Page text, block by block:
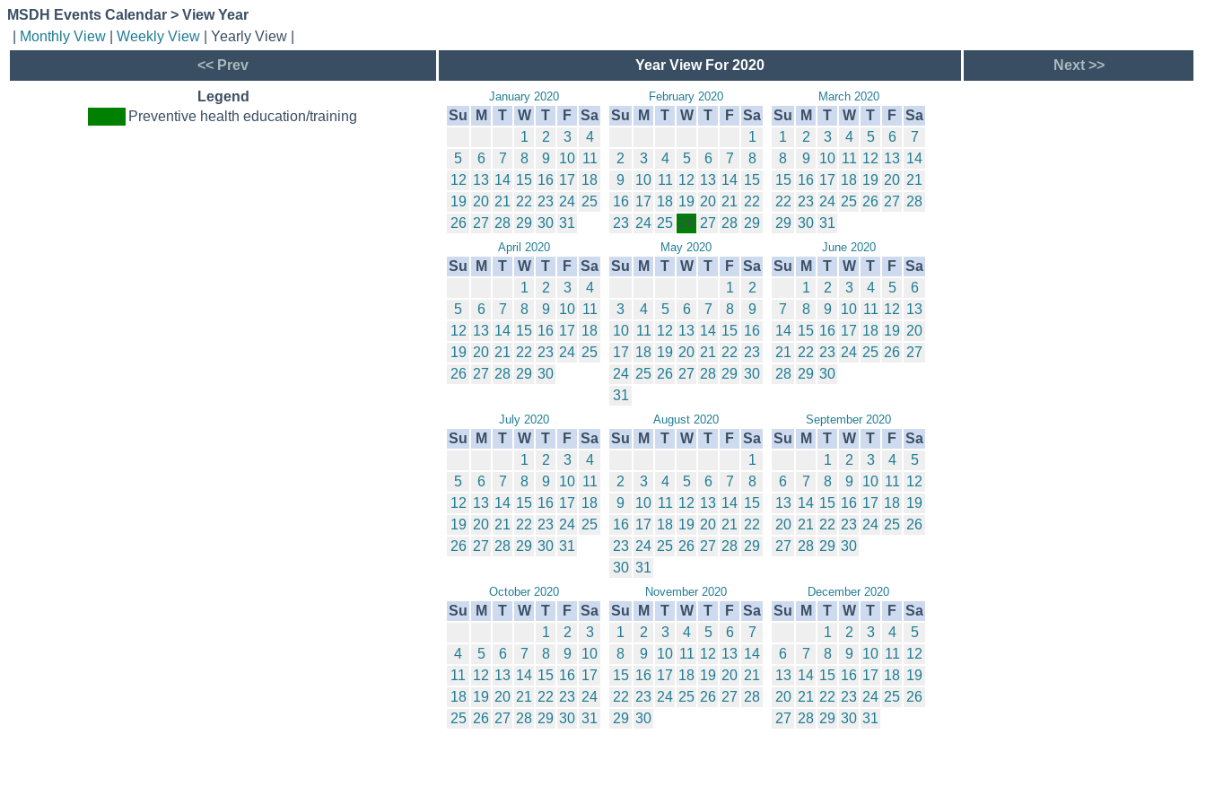
MSDH Events Calendar > View Year
Monthly View Weekly View | Yearly View |
<< Prev
Year View For 2020 Next >>
Legend
Preventive health education/training
January 2020
Su M T W T F Sa
1
2 3
4
5
6 7 8 9 10 11
12 13 14 15 16 17 18
19 20 21 22 23 24 25
26 27 28 29 30 31
February 2020
Su M T W T F Sa
1
2
3 4 5 6 7
8
9
10 11 12 13 14 15
16 17 18 19 20 21 22
23 24 25 26 27 28 29
March 2020
Su M T W T F Sa
1
2 3 4 5 6
7
8
9 10 11 12 13 14
15 16 17 18 19 20 21
22 23 24 25 26 27 28
29 30 31
April 2020
Su M T W T F Sa
1
2 3
4
5
6 7 8 9 10 11
12 13 14 15 16 17 18
19 20 21 22 23 24 25
26 27 28 29 30
May 2020
Su M T W T F Sa
1
2
3
4 5 6 7 8
9
10 11 12 13 14 15 16
17 18 19 20 21 22 23
24 25 26 27 28 29 30
31
June 2020
Su M T W T F Sa
1
2 3 4 5
6
7
8 9 10 11 12 13
14 15 16 17 18 19 20
21 22 23 24 25 26 27
28 29 30
July 2020
Su M T W T F Sa
1
2 3
4
5
6 7 8 9 10 11
12 13 14 15 16 17 18
19 20 21 22 23 24 25
26 27 28 29 30 31
August 2020
Su M T W T F Sa
1
2
3 4 5 6 7
8
9
10 11 12 13 14 15
16 17 18 19 20 21 22
23 24 25 26 27 28 29
30 31
September 2020
Su M T W T F Sa
1
2 3 4
5
6
7 8 9 10 11 12
13 14 15 16 17 18 19
20 21 22 23 24 25 26
27 28 29 30
October 2020
Su M T W T F Sa
1
2
3
4
5 6 7 8 9
10
11 12 13 14 15 16 17
18 19 20 21 22 23 24
25 26 27 28 29 30 31
November 2020
Su M T W T F Sa
1
2 3 4 5 6
7
8
9 10 11 12 13 14
15 16 17 18 19 20 21
22 23 24 25 26 27 28
29 30
December 2020
Su M T W T F Sa
1
2 3 4
5
6
7 8 9 10 11 12
13 14 15 16 17 18 19
20 21 22 23 24 25 26
27 28 29 30 31